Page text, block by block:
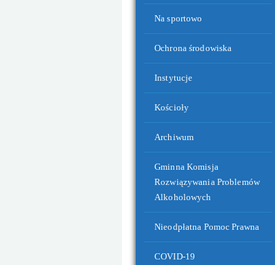
Na sportowo
Ochrona środowiska
Instytucje
Kościoły
Archiwum
Gminna Komisja
Rozwiązywania Problemów
Alkoholowych
Nieodpłatna Pomoc Prawna
COVID-19